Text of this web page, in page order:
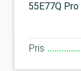
55E77Q Pro
Pris